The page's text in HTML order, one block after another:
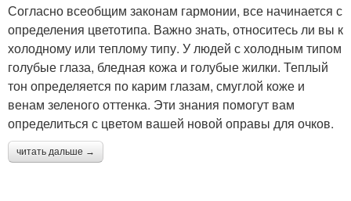
Согласно всеобщим законам гармонии, все начинается с
определения цветотипа. Важно знать, относитесь ли вы к
холодному или теплому типу. У людей с холодным типом
голубые глаза, бледная кожа и голубые жилки. Теплый
тон определяется по карим глазам, смуглой коже и
венам зеленого оттенка. Эти знания помогут вам
определиться с цветом вашей новой оправы для очков.
читать дальше →